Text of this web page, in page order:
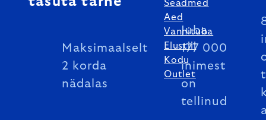
Maksimaalselt
2 korda
nädalas
Juba
177 000
inimest
on
tellinud
Seadmed
Aed
Vannituba
Elustiil
Kodu
Outlet